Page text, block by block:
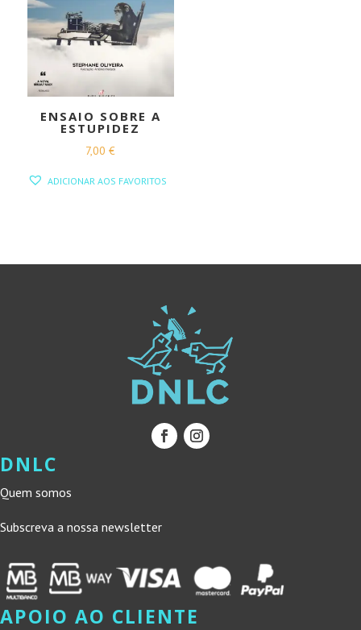
ENSAIO SOBRE A
ESTUPIDEZ
7,00€
ADICIONAR AOS FAVORITOS
DNLC
Quem somos
Subscreva a nossa newsletter
APOIO AO CLIENTE